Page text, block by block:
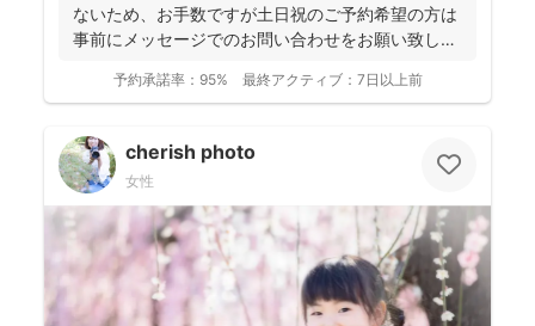
ないため、お手数ですが土日祝のご予約希望の方は
事前にメッセージでのお問い合わせをお願い致しま
予約承諾率： 95% 最終アクティブ： 7日以上前
cherish photo
女性